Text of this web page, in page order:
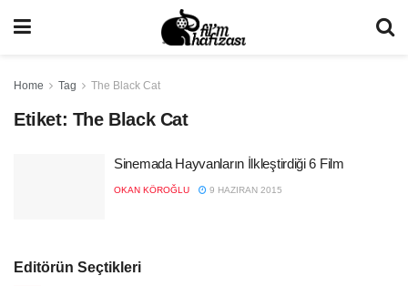
Home Tag The Black Cat
Etiket: The Black Cat
Sinemada Hayvanların İlkleştirdiği 6 Film
OKAN KÖROĞLU 9 HAZIRAN 2015
Editörün Seçtikleri